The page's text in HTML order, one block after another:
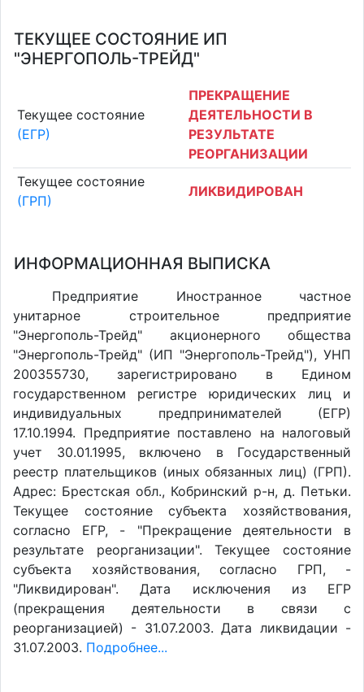
ТЕКУЩЕЕ СОСТОЯНИЕ ИП
"ЭНЕРГОПОЛЬ-ТРЕЙД"
Текущее состояние
(ЕГР)
ПРЕКРАЩЕНИЕ
ДЕЯТЕЛЬНОСТИ В
РЕЗУЛЬТАТЕ
РЕОРГАНИЗАЦИИ
Текущее состояние
(ГРП)
ЛИКВИДИРОВАН
ИНФОРМАЦИОННАЯ ВЫПИСКА
Предприятие Иностранное частное
унитарное строительное предприятие
"Энергополь-Трейд" акционерного общества
"Энергополь-Трейд" (ИП "Энергополь-Трейд"), УНП
200355730, зарегистрировано в Едином
государственном регистре юридических лиц и
индивидуальных предпринимателей (ЕГР)
17.10.1994. Предприятие поставлено на налоговый
учет 30.01.1995, включено в Государственный
реестр плательщиков (иных обязанных лиц) (ГРП).
Адрес: Брестская обл., Кобринский р-н, д. Петьки.
Текущее состояние субъекта хозяйствования,
согласно ЕГР, - "Прекращение деятельности в
результате реорганизации". Текущее состояние
субъекта хозяйствования, согласно ГРП, -
"Ликвидирован". Дата исключения из ЕГР
(прекращения деятельности в связи с
реорганизацией) - 31.07.2003. Дата ликвидации -
31.07.2003. Подробнее...